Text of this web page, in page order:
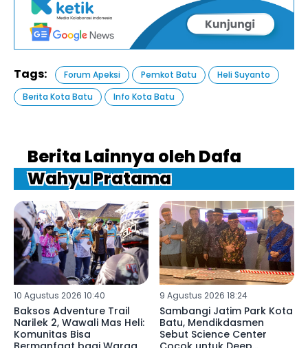
Tags: Forum Apeksi Pemkot Batu
Heli Suyanto
Berita Kota Batu
Info Kota Batu
Berita Lainnya oleh Dafa
Wahyu Pratama
10 Agustus 2026 10:40
Baksos Adventure Trail
Narilek 2, Wawali Mas Heli:
Komunitas Bisa
9 Agustus 2026 18:24
Sambangi Jatim Park Kota
Batu, Mendikdasmen
Sebut Science Center